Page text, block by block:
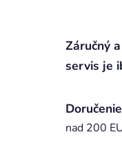
Záručný
servis je
nad 200